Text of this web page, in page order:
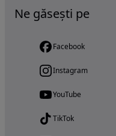
Ne găsești pe
Facebook
Instagram
YouTube
TikTok